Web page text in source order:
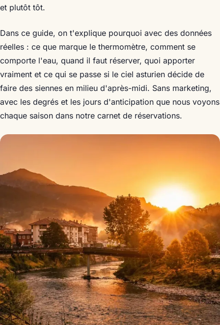
et plutôt tôt.
Dans ce guide, on t'explique pourquoi avec des données
réelles : ce que marque le thermomètre, comment se
comporte l'eau, quand il faut réserver, quoi apporter
vraiment et ce qui se passe si le ciel asturien décide de
faire des siennes en milieu d'après-midi. Sans marketing,
avec les degrés et les jours d'anticipation que nous voyons
chaque saison dans notre carnet de réservations.